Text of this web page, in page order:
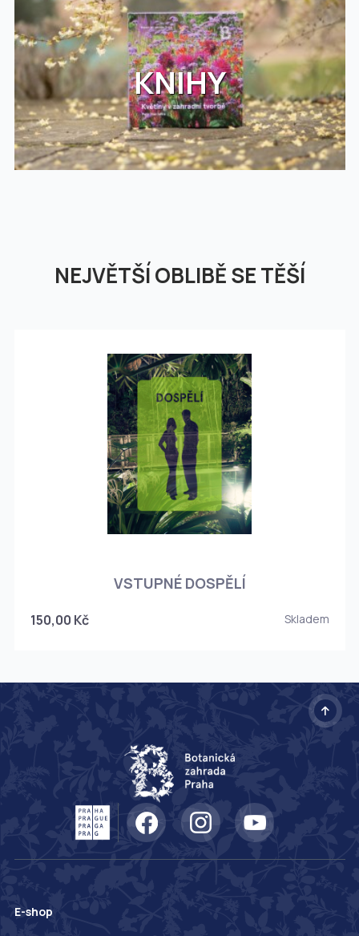
KNIHY
NEJVĚTŠÍ OBLIBĚ SE TĚŠÍ
VSTUPNÉ DOSPĚLÍ
150,00 Kč Skladem
E-shop